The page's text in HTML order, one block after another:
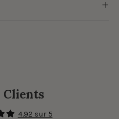
Clients
4.92 sur 5